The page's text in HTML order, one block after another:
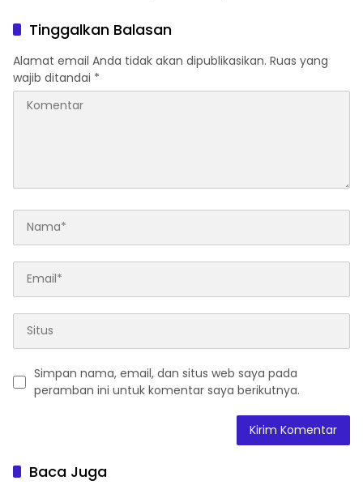
Tinggalkan Balasan
Alamat email Anda tidak akan dipublikasikan. Ruas yang
wajib ditandai *
Simpan nama, email, dan situs web saya pada
peramban ini untuk komentar saya berikutnya.
Baca Juga